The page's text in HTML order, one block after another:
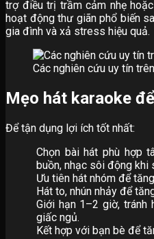
trợ điều trị trầm cảm nhẹ
hoạt động thư giãn phổ biến
gia đình và xả stress hiệu quả.
Các nghiên cứu uy tín
Mẹo hát karaoke
Để tận dụng lợi ích tốt nhất:
Chọn bài hát phù hợp
buồn, nhạc sôi động khi
Ưu tiên hát nhóm để
Hát to, nhún nhảy để
Giới hạn 1–2 giờ, tránh
giấc ngủ.
Kết hợp với bạn bè để